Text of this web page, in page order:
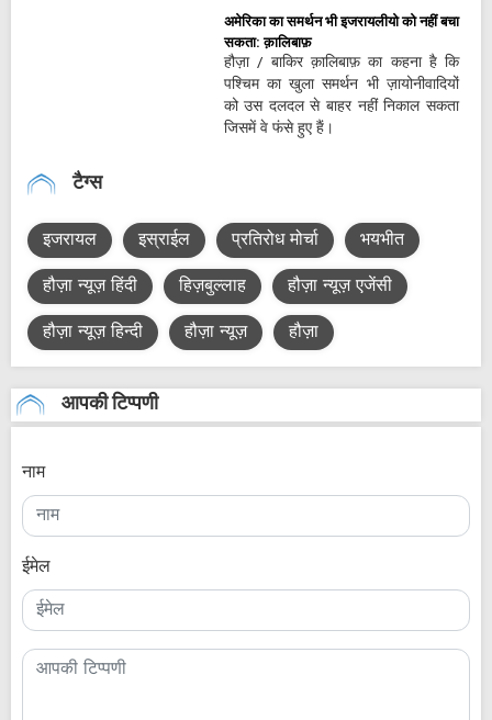
अमेरिका का समर्थन भी इजरायलीयो को नहीं बचा
सकता: क़ालिबाफ़
हौज़ा / बाकिर क़ालिबाफ़ का कहना है कि
पश्चिम का खुला समर्थन भी ज़ायोनीवादियों
को उस दलदल से बाहर नहीं निकाल सकता
जिसमें वे फंसे हुए हैं।
टैग्स
इजरायल इस्राईल प्रतिरोध मोर्चा
भयभीत
हौज़ा न्यूज़ हिंदी
हिज़बुल्लाह
हौज़ा न्यूज़ एजेंसी
हौज़ा न्यूज़ हिन्दी
हौज़ा न्यूज़ हौज़ा
आपकी टिप्पणी
नाम
ईमेल